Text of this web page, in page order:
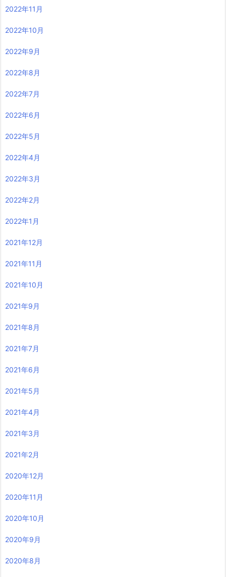
2022年11月
2022年10月
2022年9月
2022年8月
2022年7月
2022年6月
2022年5月
2022年4月
2022年3月
2022年2月
2022年1月
2021年12月
2021年11月
2021年10月
2021年9月
2021年8月
2021年7月
2021年6月
2021年5月
2021年4月
2021年3月
2021年2月
2020年12月
2020年11月
2020年10月
2020年9月
2020年8月